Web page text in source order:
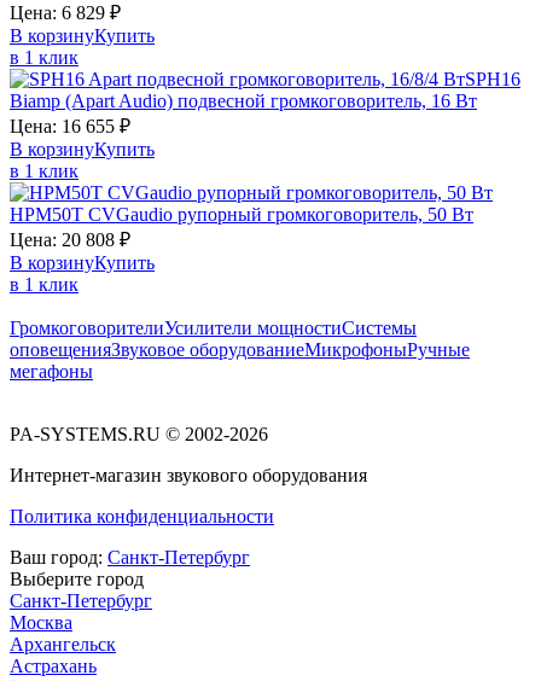
Цена: 6 829 ₽
В корзинуКупить
в 1 клик
SPH16
Biamp (Apart Audio) подвесной громкоговоритель, 16 Вт
Цена: 16 655 ₽
В корзинуКупить
в 1 клик
HPM50T CVGaudio рупорный громкоговоритель, 50 Вт
Цена: 20 808 ₽
В корзинуКупить
в 1 клик
ГромкоговорителиУсилители мощностиСистемы
оповещенияЗвуковое оборудованиеМикрофоныРучные
мегафоны
PA-SYSTEMS.RU © 2002-2026
Интернет-магазин звукового оборудования
Политика конфиденциальности
Ваш город: Санкт-Петербург
Выберите город
Санкт-Петербург
Москва
Архангельск
Астрахань